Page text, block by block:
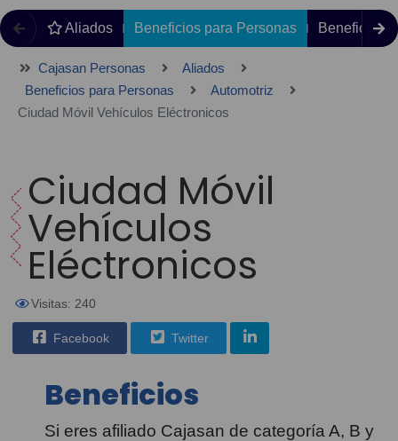
Aliados Beneficios para Personas Beneficios
Cajasan Personas
Aliados
Beneficios para Personas
Automotriz
Ciudad Móvil Vehículos Eléctronicos
Ciudad Móvil
Vehículos
Eléctronicos
Visitas: 240
Facebook Twitter
Beneficios
Si eres afiliado Cajasan de categoría A, B y